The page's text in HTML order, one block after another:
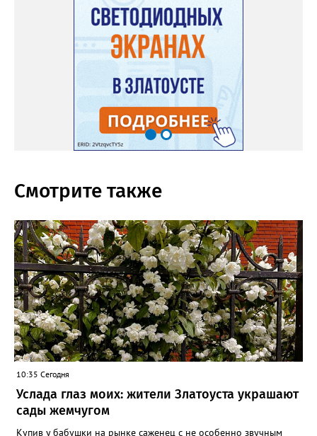
Смотрите также
10:35 Сегодня
Услада глаз моих: жители Златоуста украшают
сады жемчугом
Купив у бабушки на рынке саженец с не особенно звучным